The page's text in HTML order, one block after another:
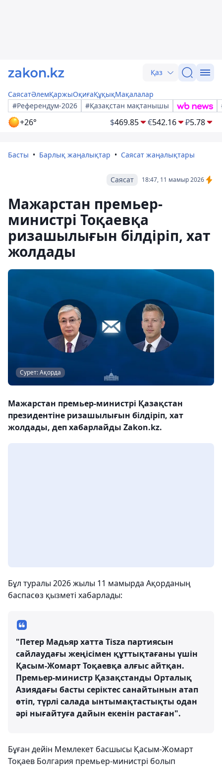
Қаз
СаясатӘлемҚаржыОқиғаҚұқықМақалалар
#Референдум-2026
#Қазақстан мақтанышы
+26° $469.85 €542.16 ₽5.78
Басты Барлық жаңалықтар Саясат жаңалықтары
18:47, 11 мамыр 2026
Саясат
Мажарстан премьер-
министрі Тоқаевқа
ризашылығын білдіріп, хат
жолдады
Сурет: Ақорда
Мажарстан премьер-министрі Қазақстан
президентіне ризашылығын білдіріп, хат
жолдады, деп хабарлайды Zakon.kz.
Бұл туралы 2026 жылы 11 мамырда Ақорданың
баспасөз қызметі хабарлады:
"Петер Мадьяр хатта Tisza партиясын
сайлаудағы жеңісімен құттықтағаны үшін
Қасым-Жомарт Тоқаевқа алғыс айтқан.
Премьер-министр Қазақстанды Орталық
Азиядағы басты серіктес санайтынын атап
өтіп, түрлі салада ынтымақтастықты одан
әрі нығайтуға дайын екенін растаған".
Бұған дейін Мемлекет басшысы Қасым-Жомарт
Тоқаев Болгария премьер-министрі болып